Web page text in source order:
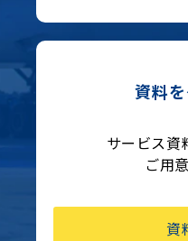
資料
サービス資
ご用
資